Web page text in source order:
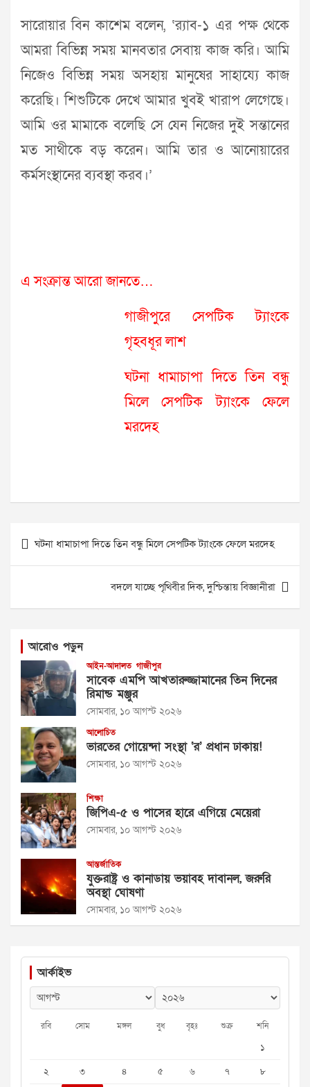
সারোয়ার বিন কাশেম বলেন, ‘র‌্যাব-১ এর পক্ষ থেকে
আমরা বিভিন্ন সময় মানবতার সেবায় কাজ করি। আমি
নিজেও বিভিন্ন সময় অসহায় মানুষের সাহায্যে কাজ
করেছি। শিশুটিকে দেখে আমার খুবই খারাপ লেগেছে।
আমি ওর মামাকে বলেছি সে যেন নিজের দুই সন্তানের
মত সাথীকে বড় করেন। আমি তার ও আনোয়ারের
কর্মসংস্থানের ব্যবস্থা করব।’
এ সংক্রান্ত আরো জানতে…
গাজীপুরে সেপটিক ট্যাংকে
গৃহবধূর লাশ
ঘটনা ধামাচাপা দিতে তিন বন্ধু
মিলে সেপটিক ট্যাংকে ফেলে
মরদেহ
Post
navigation
ঘটনা ধামাচাপা দিতে তিন বন্ধু মিলে সেপটিক ট্যাংকে ফেলে মরদেহ
বদলে যাচ্ছে পৃথিবীর দিক, দুশ্চিন্তায় বিজ্ঞানীরা
আরোও পড়ুন
আইন-আদালত গাজীপুর
সাবেক এমপি আখতারুজ্জামানের তিন দিনের
রিমান্ড মঞ্জুর
সোমবার, ১০ আগস্ট ২০২৬
আলোচিত
ভারতের গোয়েন্দা সংস্থা ‘র’ প্রধান ঢাকায়!
সোমবার, ১০ আগস্ট ২০২৬
শিক্ষা
জিপিএ-৫ ও পাসের হারে এগিয়ে মেয়েরা
সোমবার, ১০ আগস্ট ২০২৬
আন্তর্জাতিক
যুক্তরাষ্ট্র ও কানাডায় ভয়াবহ দাবানল, জরুরি
অবস্থা ঘোষণা
সোমবার, ১০ আগস্ট ২০২৬
আর্কাইভ
রবি সোম মঙ্গল বুধ বৃহঃ শুক্র শনি
১
২
৩ ৪ ৫ ৬ ৭ ৮